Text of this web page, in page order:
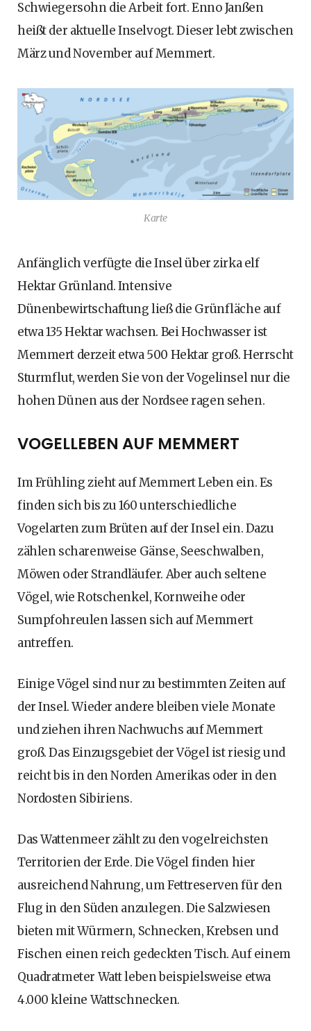
Schwiegersohn die Arbeit fort. Enno Janßen
heißt der aktuelle Inselvogt. Dieser lebt zwischen
März und November auf Memmert.
Karte
Anfänglich verfügte die Insel über zirka elf
Hektar Grünland. Intensive
Dünenbewirtschaftung ließ die Grünfläche auf
etwa 135 Hektar wachsen. Bei Hochwasser ist
Memmert derzeit etwa 500 Hektar groß. Herrscht
Sturmflut, werden Sie von der Vogelinsel nur die
hohen Dünen aus der Nordsee ragen sehen.
VOGELLEBEN AUF MEMMERT
Im Frühling zieht auf Memmert Leben ein. Es
finden sich bis zu 160 unterschiedliche
Vogelarten zum Brüten auf der Insel ein. Dazu
zählen scharenweise Gänse, Seeschwalben,
Möwen oder Strandläufer. Aber auch seltene
Vögel, wie Rotschenkel, Kornweihe oder
Sumpfohreulen lassen sich auf Memmert
antreffen.
Einige Vögel sind nur zu bestimmten Zeiten auf
der Insel. Wieder andere bleiben viele Monate
und ziehen ihren Nachwuchs auf Memmert
groß. Das Einzugsgebiet der Vögel ist riesig und
reicht bis in den Norden Amerikas oder in den
Nordosten Sibiriens.
Das Wattenmeer zählt zu den vogelreichsten
Territorien der Erde. Die Vögel finden hier
ausreichend Nahrung, um Fettreserven für den
Flug in den Süden anzulegen. Die Salzwiesen
bieten mit Würmern, Schnecken, Krebsen und
Fischen einen reich gedeckten Tisch. Auf einem
Quadratmeter Watt leben beispielsweise etwa
4.000 kleine Wattschnecken.